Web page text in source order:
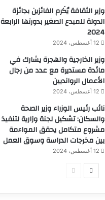
وزير الثقافة يُكَرم الفائزين بجائزة
الدولة للمبدع الصغير بدورتها الرابعة
2024
12 أغسطس، 2024
وزير الخارجية والهجرة يشارك في
مائدة مستديرة مع عدد من رجال
الأعمال الروانديين
12 أغسطس، 2024
نائب رئيس الوزراء وزير الصحة
والسكان: تشكيل لجنة وزارية لتنفيذ
مشروع متكامل يحقق المواءمة
بين مخرجات الدراسة وسوق العمل
12 أغسطس، 2024
الصفحةالصفحة